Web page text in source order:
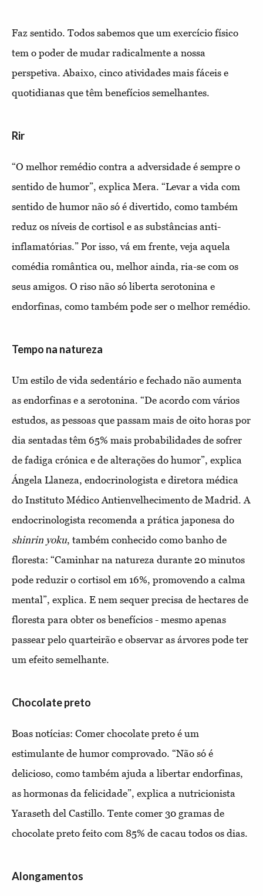
Faz sentido. Todos sabemos que um exercício físico
tem o poder de mudar radicalmente a nossa
perspetiva. Abaixo, cinco atividades mais fáceis e
quotidianas que têm benefícios semelhantes.
Rir
“O melhor remédio contra a adversidade é sempre o
sentido de humor”, explica Mera. “Levar a vida com
sentido de humor não só é divertido, como também
reduz os níveis de cortisol e as substâncias anti-
inflamatórias.” Por isso, vá em frente, veja aquela
comédia romântica ou, melhor ainda, ria-se com os
seus amigos. O riso não só liberta serotonina e
endorfinas, como também pode ser o melhor remédio.
Tempo na natureza
Um estilo de vida sedentário e fechado não aumenta
as endorfinas e a serotonina. “De acordo com vários
estudos, as pessoas que passam mais de oito horas por
dia sentadas têm 65% mais probabilidades de sofrer
de fadiga crónica e de alterações do humor”, explica
Ángela Llaneza, endocrinologista e diretora médica
do Instituto Médico Antienvelhecimento de Madrid. A
endocrinologista recomenda a prática japonesa do
shinrin yoku, também conhecido como banho de
floresta: “Caminhar na natureza durante 20 minutos
pode reduzir o cortisol em 16%, promovendo a calma
mental”, explica. E nem sequer precisa de hectares de
floresta para obter os benefícios - mesmo apenas
passear pelo quarteirão e observar as árvores pode ter
um efeito semelhante.
Chocolate preto
Boas notícias: Comer chocolate preto é um
estimulante de humor comprovado. “Não só é
delicioso, como também ajuda a libertar endorfinas,
as hormonas da felicidade”, explica a nutricionista
Yaraseth del Castillo. Tente comer 30 gramas de
chocolate preto feito com 85% de cacau todos os dias.
Alongamentos